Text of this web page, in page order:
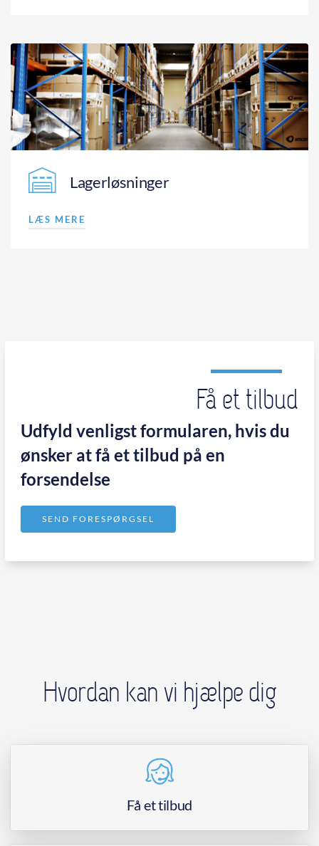
Lagerløsninger
LÆS MERE
Få et tilbud
Udfyld venligst formularen, hvis du
ønsker at få et tilbud på en
forsendelse
SEND FORESPØRGSEL
Hvordan kan vi hjælpe dig
Få et tilbud